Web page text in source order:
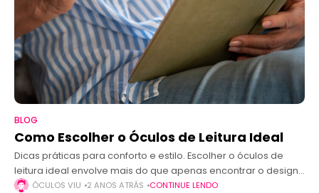
BLOG
Como Escolher o Óculos de Leitura Ideal
Dicas práticas para conforto e estilo. Escolher o óculos de
leitura ideal envolve mais do que apenas encontrar o design
certo. É uma decisão que afeta seu conforto visual e,
ÓCULOS VIU 2 ANOS ATRÁS CONTINUE LENDO